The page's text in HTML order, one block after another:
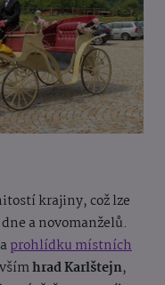
krajiny, což lze
a novomanželů.
prohlídku místních
hrad Karlštejn,